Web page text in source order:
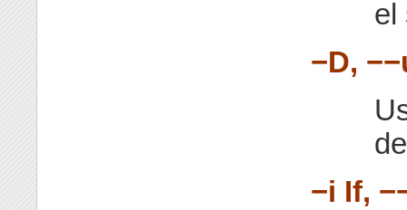
el
−D,
−i If,